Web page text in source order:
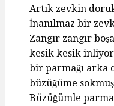
Artık zevkin
İnanılmaz bir
Zangır zangır
kesik kesik
bir parmağı arka
büzüğüme
Büzüğümle